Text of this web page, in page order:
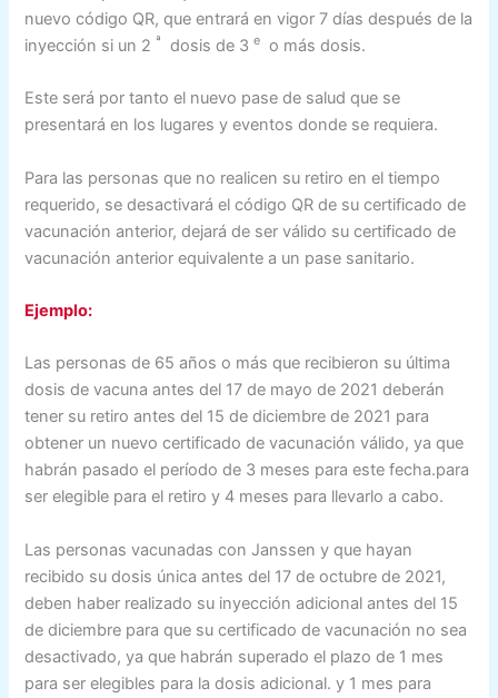
nuevo código QR, que entrará en vigor 7 días después de la
inyección si un 2 ª dosis de 3e o más dosis.
Este será por tanto el nuevo pase de salud que se
presentará en los lugares y eventos donde se requiera.
Para las personas que no realicen su retiro en el tiempo
requerido, se desactivará el código QR de su certificado de
vacunación anterior, dejará de ser válido su certificado de
vacunación anterior equivalente a un pase sanitario.
Ejemplo:
Las personas de 65 años o más que recibieron su última
dosis de vacuna antes del 17 de mayo de 2021 deberán
tener su retiro antes del 15 de diciembre de 2021 para
obtener un nuevo certificado de vacunación válido, ya que
habrán pasado el período de 3 meses para este fecha.para
ser elegible para el retiro y 4 meses para llevarlo a cabo.
Las personas vacunadas con Janssen y que hayan
recibido su dosis única antes del 17 de octubre de 2021,
deben haber realizado su inyección adicional antes del 15
de diciembre para que su certificado de vacunación no sea
desactivado, ya que habrán superado el plazo de 1 mes
para ser elegibles para la dosis adicional. y 1 mes para